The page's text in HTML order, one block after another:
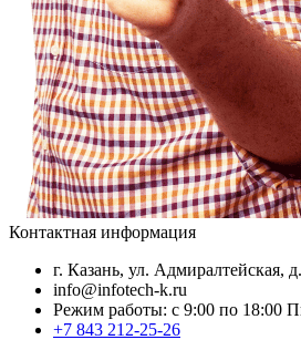
Контактная информация
г. Казань, ул. Адмиралтейская,
info@infotech-k.ru
Режим работы: с 9:00 по 18:00
+7 843 212-25-26